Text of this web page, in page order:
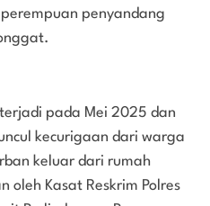
penyandang
pada Mei 2025 dan
kecurigaan dari warga
keluar dari rumah
oleh Kasat Reskrim Polres